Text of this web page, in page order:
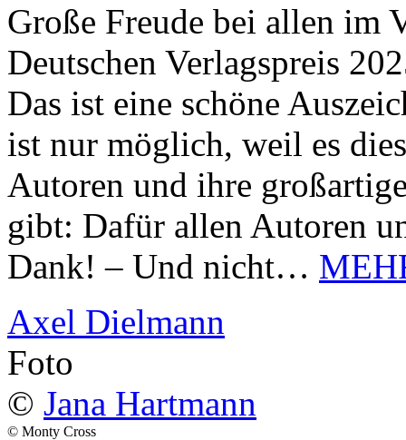
Große Freude bei allen im
Deutschen Verlagspreis
Das ist eine schöne
ist nur möglich, weil es
Autoren und ihre
gibt: Dafür allen Autoren
Dank! – Und nicht…
Axel Dielmann
Foto
© Jana Hartmann
© Monty Cross